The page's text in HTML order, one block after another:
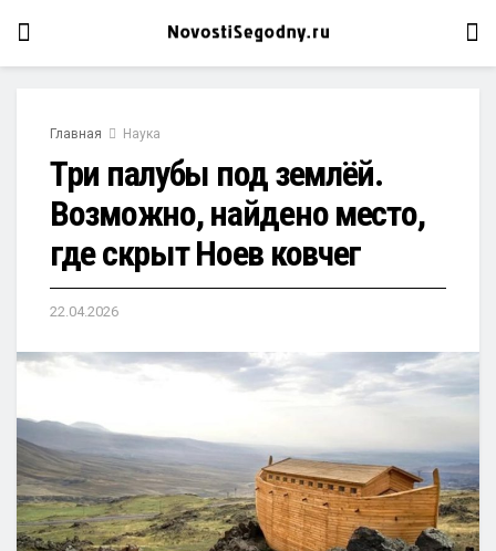
Главная Наука
Три палубы под землёй.
Возможно, найдено место,
где скрыт Ноев ковчег
22.04.2026